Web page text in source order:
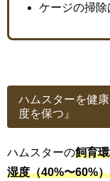
ケージの掃除
ハムスターを健
度を保つ』
ハムスターの飼育
湿度（40%〜60%